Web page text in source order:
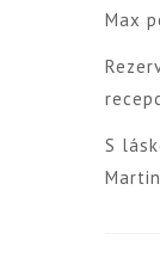
Max
S